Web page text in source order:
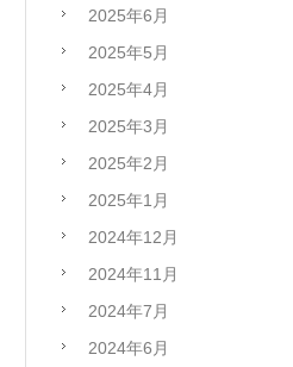
2025年6月
2025年5月
2025年4月
2025年3月
2025年2月
2025年1月
2024年12月
2024年11月
2024年7月
2024年6月